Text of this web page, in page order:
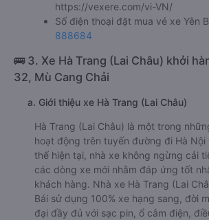
https://vexere.com/vi-VN/
Số điện thoại đặt mua vé xe Yên
888684
🚌 3. Xe Hà Trang (Lai Châu) khởi
32, Mù Cang Chải
a. Giới thiệu xe Hà Trang (Lai Châu)
Hà Trang (Lai Châu) là một trong
hoạt động trên tuyến đường đi Hà Nội
thế hiện tại, nhà xe không ngừng cải
các dòng xe mới nhằm đáp ứng tốt
khách hàng. Nhà xe Hà Trang (Lai
Bái sử dụng 100% xe hạng sang, đời
đại đầy đủ với sạc pin, ổ cắm điện,